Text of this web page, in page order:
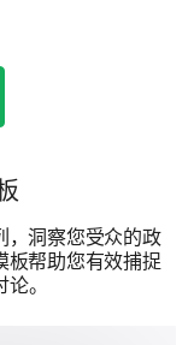
，洞察您受众的政
板帮助您有效捕捉
。